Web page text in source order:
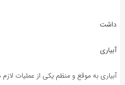
داشت
آبیاری
آبیاری به موقع و منظم یکی از عملیات